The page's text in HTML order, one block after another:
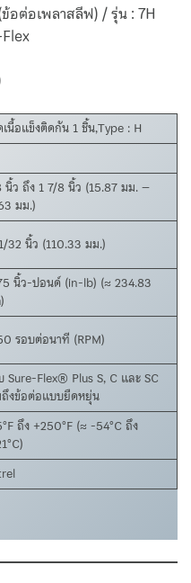
อต่อเพลาสลีฟ) / รุ่น : 7H
นื้อแข็งติดกัน 1 ชิ้น,Type : H
นิ้ว ถึง 1 7/8 นิ้ว (15.87 มม. –
มม.)
32 นิ้ว (110.33 มม.)
นิ้ว-ปอนด์ (in-lb) (≈ 234.83
รอบต่อนาที (RPM)
Sure-Flex® Plus S, C และ SC
ถึงข้อต่อแบบยืดหยุ่น
ถึง +250°F (≈ -54°C ถึง